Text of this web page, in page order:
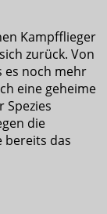
Kampfflieger
zurück. Von
es noch mehr
eine geheime
Spezies
die
bereits das